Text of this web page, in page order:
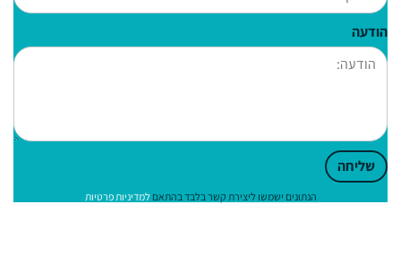
הודעה
שליחה
הנתונים ישמשו ליצירת קשר בלבד בהתאםלמדיניות פרטיות